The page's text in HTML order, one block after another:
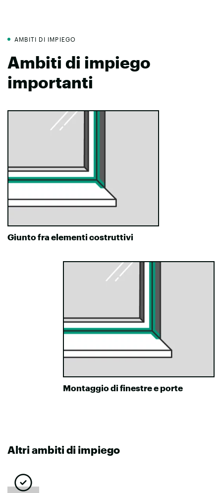
AMBITI DI IMPIEGO
Ambiti di impiego
importanti
Giunto fra elementi costruttivi
Montaggio di finestre e porte
Altri ambiti di impiego